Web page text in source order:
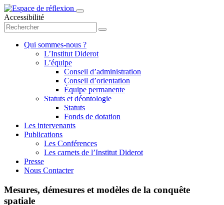
Accessibilité
Qui sommes-nous ?
L’Institut Diderot
L’équipe
Conseil d’administration
Conseil d’orientation
Équipe permanente
Statuts et déontologie
Statuts
Fonds de dotation
Les intervenants
Publications
Les Conférences
Les carnets de l’Institut Diderot
Presse
Nous Contacter
Mesures, démesures et modèles de la conquête
spatiale